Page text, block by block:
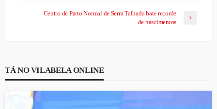
Centro de Parto Normal de Serra Talhada bate recorde
de nascimentos
TÁ NO VILABELA ONLINE